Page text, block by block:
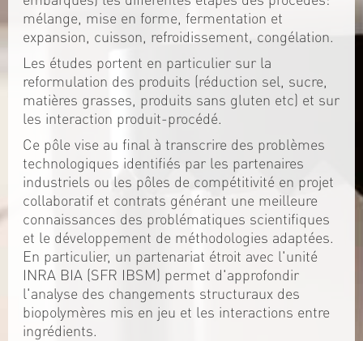
mélange, mise en forme, fermentation et
expansion, cuisson, refroidissement, congélation.
Les études portent en particulier sur la
reformulation des produits (réduction sel, sucre,
matières grasses, produits sans gluten etc) et sur
les interaction produit-procédé.
Ce pôle vise au final à transcrire des problèmes
technologiques identifiés par les partenaires
industriels ou les pôles de compétitivité en projet
collaboratif et contrats générant une meilleure
connaissances des problématiques scientifiques
et le développement de méthodologies adaptées.
En particulier, un partenariat étroit avec l'unité
INRA BIA (SFR IBSM) permet d'approfondir
l'analyse des changements structuraux des
biopolymères mis en jeu et les interactions entre
ingrédients.